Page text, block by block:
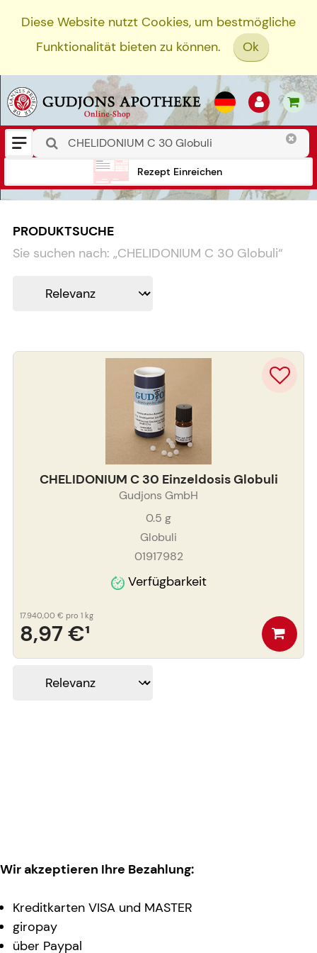
Diese Website nutzt Cookies, um bestmögliche
Funktionalität bieten zu können.
Ok
Rezept Einreichen
PRODUKTSUCHE
Sie suchen nach: „CHELIDONIUM C 30 Globuli“
CHELIDONIUM C 30 Einzeldosis Globuli
Gudjons GmbH
0.5 g
Globuli
01917982
Verfügbarkeit
8,97 €¹
17.940,00 € pro 1 kg
Wir akzeptieren Ihre Bezahlung:
Kreditkarten VISA und MASTER
giropay
über Paypal